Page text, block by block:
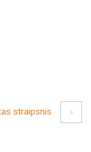
straipsnis